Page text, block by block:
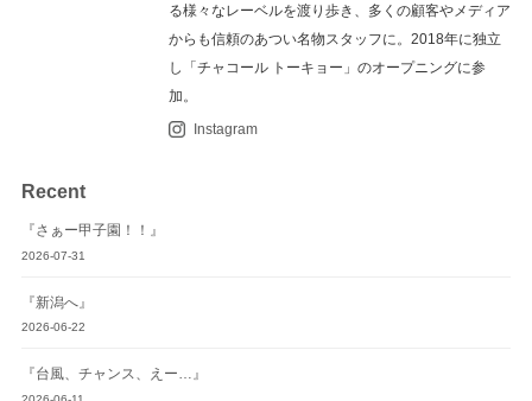
る様々なレーベルを渡り歩き、多くの顧客やメディア
からも信頼のあつい名物スタッフに。2018年に独立
し「チャコール トーキョー」のオープニングに参
加。
Instagram
Recent
『さぁー甲子園！！』
2026-07-31
『新潟へ』
2026-06-22
『台風、チャンス、えー…』